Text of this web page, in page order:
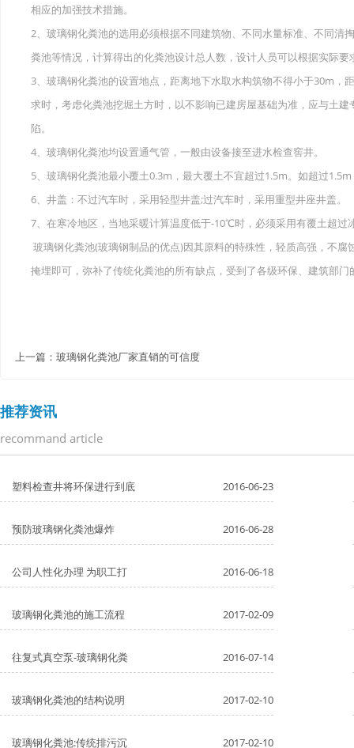
相应的加强技术措施。
2、玻璃钢化粪池的选用必须根据不同建筑物、不同水量标准、不同清
粪池等情况，计算得出的化粪池设计总人数，设计人员可以根据实际
3、玻璃钢化粪池的设置地点，距离地下水取水构筑物不得小于30m，
求时，考虑化粪池挖堀土方时，以不影响已建房屋基础为准，应与土
陷。
4、玻璃钢化粪池均设置通气管，一般由设备接至进水检查窖井。
5、玻璃钢化粪池最小覆土0.3m，最大覆土不宜超过1.5m。如超过
6、井盖：不过汽车时，采用轻型井盖;过汽车时，采用重型井座井盖。
7、在寒冷地区，当地采暖计算温度低于-10℃时，必须采用有覆土超过
玻璃钢化粪池(玻璃钢制品的优点)因其原料的特殊性，轻质高强，不
掩埋即可，弥补了传统化粪池的所有缺点，受到了各级环保、建筑部门
上一篇： 玻璃钢化粪池厂家直销的可信度
推荐资讯
recommand article
塑料检查井将环保进行到底 2016-06-23
预防玻璃钢化粪池爆炸 2016-06-28
公司人性化办理 为职工打 2016-06-18
玻璃钢化粪池的施工流程 2017-02-09
往复式真空泵-玻璃钢化粪 2016-07-14
玻璃钢化粪池的结构说明 2017-02-10
玻璃钢化粪池:传统排污沉 2017-02-10